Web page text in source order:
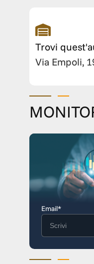
Trovi
Via Empoli,
Email*